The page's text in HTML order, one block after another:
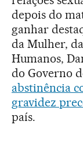
depois do
ganhar
da Mulher,
Humanos,
do Governo
abstinência
gravidez
país.